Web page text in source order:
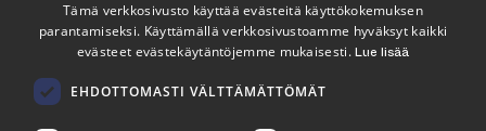
Seuraa meitä
LinkedIn Facebook Instagram
ENGLISH
Tämä verkkosivusto käyttää evästeitä käyttökokemuksen
parantamiseksi. Käyttämällä verkkosivustoamme hyväksyt kaikki
evästeet evästekäytäntöjemme mukaisesti.Lue lisää
EHDOTTOMASTI VÄLTTÄMÄTTÖMÄT